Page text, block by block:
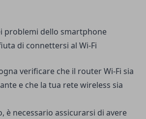
problemi dello smartphone
di connettersi al Wi-Fi
verificare che il router Wi-Fi sia
e che la tua rete wireless sia
è necessario assicurarsi di avere